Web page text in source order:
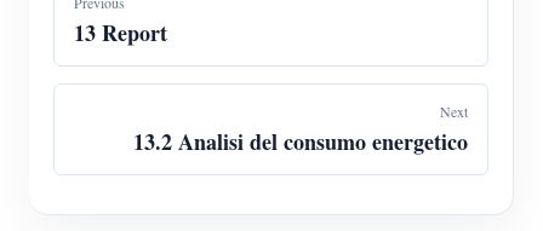
13 Report
Next
13.2 Analisi del consumo energetico